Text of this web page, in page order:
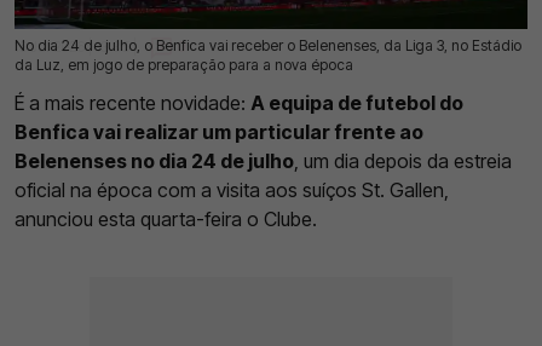
No dia 24 de julho, o Benfica vai receber o Belenenses, da Liga 3, no Estádio
da Luz, em jogo de preparação para a nova época
16 Jul 2026 | 13:35 | 0
É a mais recente novidade: A equipa de futebol do
Benfica vai realizar um particular frente ao
Belenenses no dia 24 de julho , um dia depois da estreia
oficial na época com a visita aos suíços St. Gallen,
anunciou esta quarta-feira o Clube.